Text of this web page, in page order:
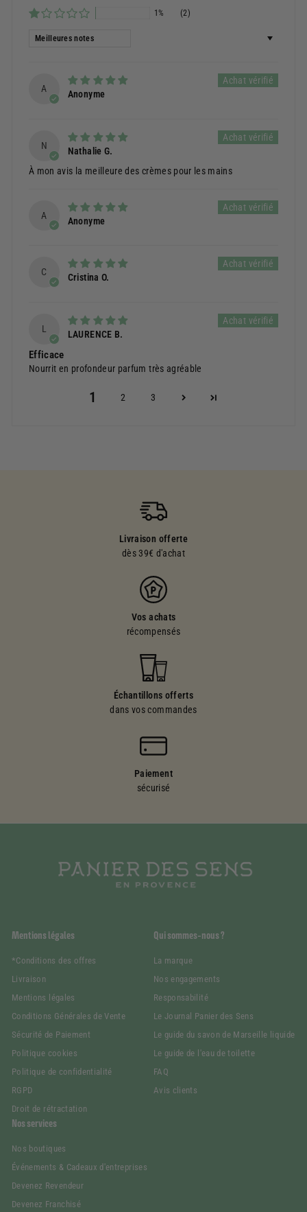
1% (2)
Sort by
A
Anonyme
N
Nathalie G.
À mon avis la meilleure des crèmes pour les mains
A
Anonyme
C
Cristina O.
L
LAURENCE B.
Efficace
Nourrit en profondeur parfum très agréable
1 2 3
Livraison offerte
dès 39€ d'achat
Vos achats
récompensés
Échantillons offerts
dans vos commandes
Paiement
sécurisé
Mentions légales
*Conditions des offres
Livraison
Mentions légales
Conditions Générales de Vente
Sécurité de Paiement
Politique cookies
Politique de confidentialité
RGPD
Droit de rétractation
Qui sommes-nous ?
La marque
Nos engagements
Responsabilité
Le Journal Panier des Sens
Le guide du savon de Marseille liquide
Le guide de l'eau de toilette
FAQ
Avis clients
Nos services
Nos boutiques
Événements & Cadeaux d'entreprises
Devenez Revendeur
Devenez Franchisé